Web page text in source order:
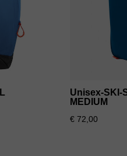
Unisex-SKI-
MEDIUM
€ 72,00